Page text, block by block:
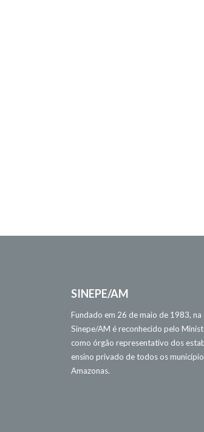
SINEPE/AM
Fundado em 26 de maio de 1983, na
Sinepe/AM é reconhecido pelo
como órgão representativo dos
ensino privado de todos os
Amazonas.